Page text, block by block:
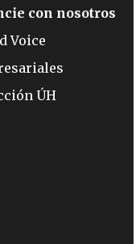
con nosotros
Voice
ÚH